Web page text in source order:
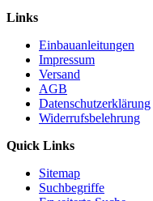
Links
Einbauanleitungen
Impressum
Versand
AGB
Datenschutzerklärung
Widerrufsbelehrung
Quick Links
Sitemap
Suchbegriffe